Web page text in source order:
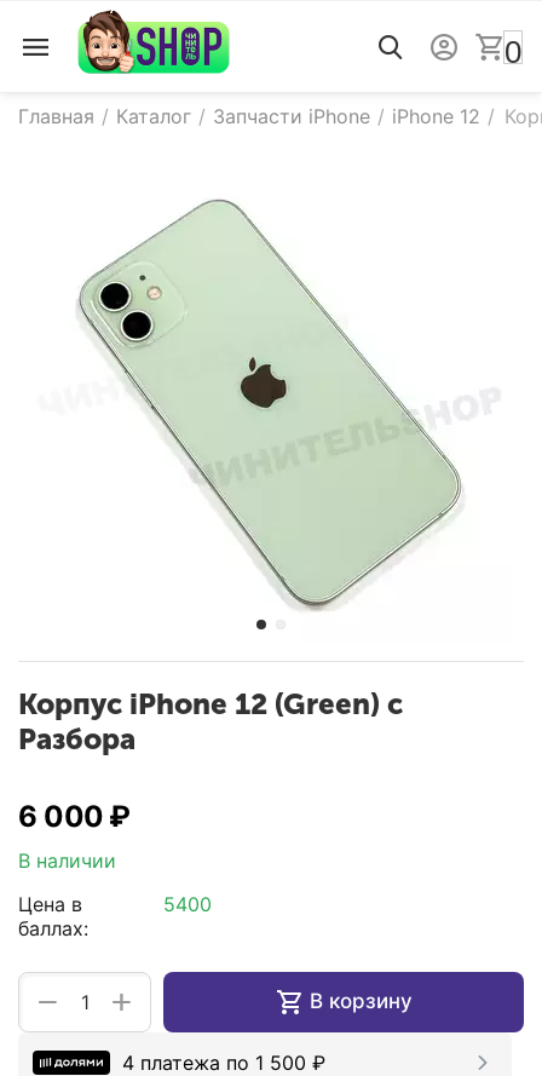
0
Главная / Каталог / Запчасти iPhone / iPhone 12 /
Корпус iPhone 12 (Green) с
Разбора
6 000 ₽
В наличии
Цена в
баллах:
5400
+
− В корзину
4 платежа по 1 500 ₽